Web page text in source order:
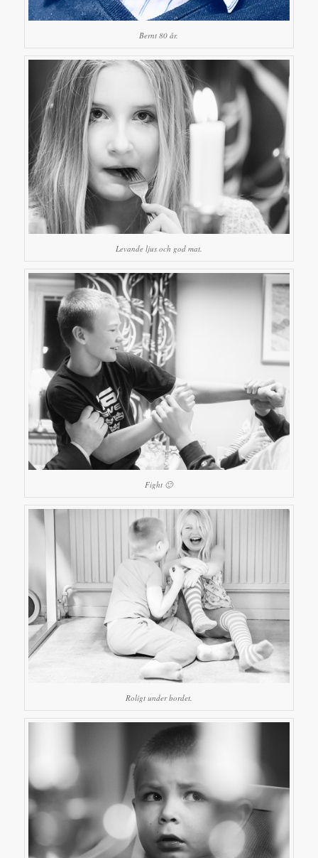
Bernt 80 år.
Levande ljus och god mat.
Fight 🙂
Roligt under bordet.